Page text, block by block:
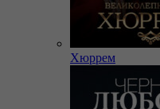
Хюррем